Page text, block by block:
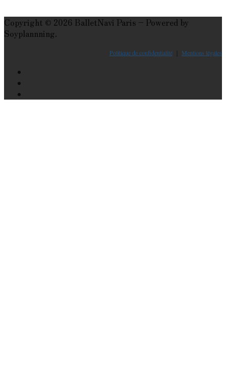
Copyright © 2026 BalletNavi Paris – Powered by
Soyplannning.
Politique de confidentialité Mentions légales